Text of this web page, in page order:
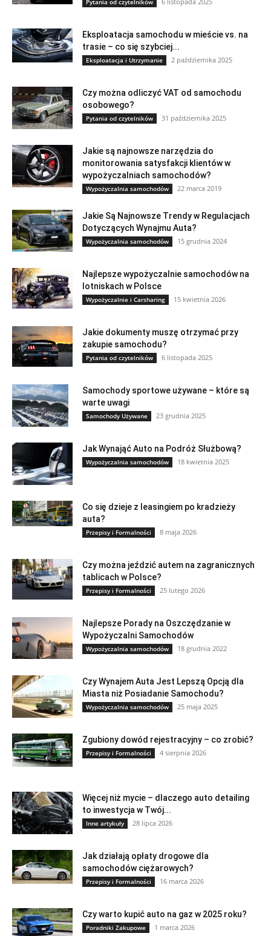
Pytania od czytelników
Eksploatacja samochodu w mieście vs. na
trasie – co się szybciej...
Eksploatacja i Utrzymanie 2 października 2025
Czy można odliczyć VAT od samochodu
osobowego?
Pytania od czytelników 31 października 2025
Jakie są najnowsze narzędzia do
monitorowania satysfakcji klientów w
wypożyczalniach samochodów?
Wypożyczalnia samochodów 22 marca 2019
Jakie Są Najnowsze Trendy w Regulacjach
Dotyczących Wynajmu Auta?
Wypożyczalnia samochodów 15 grudnia 2024
Najlepsze wypożyczalnie samochodów na
lotniskach w Polsce
Wypożyczalnie i Carsharing 15 kwietnia 2026
Jakie dokumenty muszę otrzymać przy
zakupie samochodu?
Pytania od czytelników 6 listopada 2025
Samochody sportowe używane – które są
warte uwagi
Samochody Używane 23 grudnia 2025
Jak Wynająć Auto na Podróż Służbową?
Wypożyczalnia samochodów 18 kwietnia 2025
Co się dzieje z leasingiem po kradzieży
auta?
Przepisy i Formalności 8 maja 2026
Czy można jeździć autem na zagranicznych
tablicach w Polsce?
Przepisy i Formalności 25 lutego 2026
Najlepsze Porady na Oszczędzanie w
Wypożyczalni Samochodów
Wypożyczalnia samochodów 18 grudnia 2022
Czy Wynajem Auta Jest Lepszą Opcją dla
Miasta niż Posiadanie Samochodu?
Wypożyczalnia samochodów 25 maja 2025
Zgubiony dowód rejestracyjny – co zrobić?
Przepisy i Formalności 4 sierpnia 2026
Więcej niż mycie – dlaczego auto detailing
to inwestycja w Twój...
Inne artykuły 28 lipca 2026
Jak działają opłaty drogowe dla
samochodów ciężarowych?
Przepisy i Formalności 16 marca 2026
Czy warto kupić auto na gaz w 2025 roku?
Poradniki Zakupowe 1 marca 2026